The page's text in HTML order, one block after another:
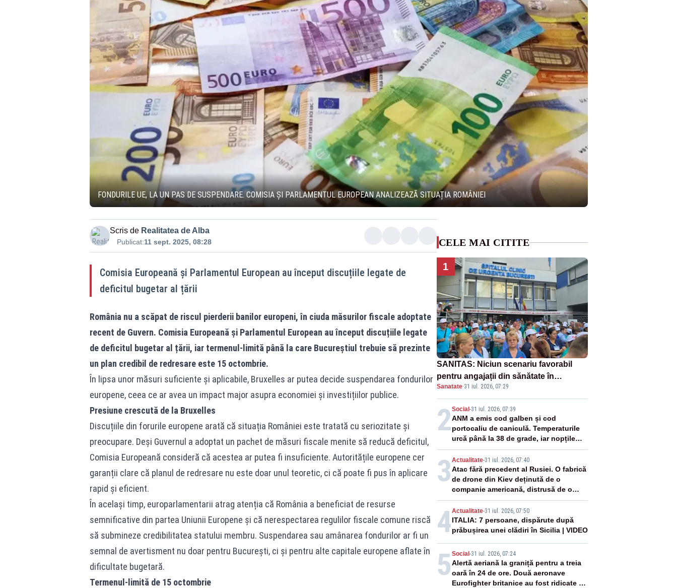
FONDURILE UE, LA UN PAS DE SUSPENDARE. COMISIA ȘI PARLAMENTUL EUROPEAN ANALIZEAZĂ SITUAȚIA ROMÂNIEI
Scris de Realitatea de Alba
Publicat:11 sept. 2025, 08:28
Comisia Europeană și Parlamentul European au început discuțiile legate de
deficitul bugetar al țării
România nu a scăpat de riscul pierderii banilor europeni, în ciuda măsurilor fiscale adoptate
recent de Guvern. Comisia Europeană și Parlamentul European au început discuțiile legate
de deficitul bugetar al țării, iar termenul-limită până la care Bucureștiul trebuie să prezinte
un plan credibil de redresare este 15 octombrie.
În lipsa unor măsuri suficiente și aplicabile, Bruxelles ar putea decide suspendarea fondurilor
europene, ceea ce ar avea un impact major asupra economiei și investițiilor publice.
Presiune crescută de la Bruxelles
Discuțiile din forurile europene arată că situația României este tratată cu seriozitate și
preocupare. Deși Guvernul a adoptat un pachet de măsuri fiscale menite să reducă deficitul,
Comisia Europeană consideră că acestea ar putea fi insuficiente. Autoritățile europene cer
garanții clare că planul de redresare nu este doar unul teoretic, ci că poate fi pus în aplicare
rapid și eficient.
În același timp, europarlamentarii atrag atenția că România a beneficiat de resurse
semnificative din partea Uniunii Europene și că nerespectarea regulilor fiscale comune riscă
să submineze credibilitatea statului membru. Suspendarea sau amânarea fondurilor ar fi un
semnal de avertisment nu doar pentru București, ci și pentru alte capitale europene aflate în
dificultate bugetară.
Termenul-limită de 15 octombrie
CELE MAI CITITE
1
SANITAS: Niciun scenariu favorabil
pentru angajații din sănătate în
proiectul Legii salarizării
Sanatate·31 iul. 2026, 07:29
2Social -31 iul. 2026, 07:39
ANM a emis cod galben și cod
portocaliu de caniculă. Temperaturile
urcă până la 38 de grade, iar nopțile
devin tropicale
3 Actualitate-31 iul. 2026, 07:40
Atac fără precedent al Rusiei. O fabrică
de drone din Kiev deținută de o
companie americană, distrusă de o
rachetă rusească
4Actualitate-31 iul. 2026, 07:50
ITALIA: 7 persoane, dispărute după
prăbușirea unei clădiri în Sicilia | VIDEO
5 Social -31 iul. 2026, 07:24
Alertă aeriană la graniță pentru a treia
oară în 24 de ore. Două aeronave
Eurofighter britanice au fost ridicate de